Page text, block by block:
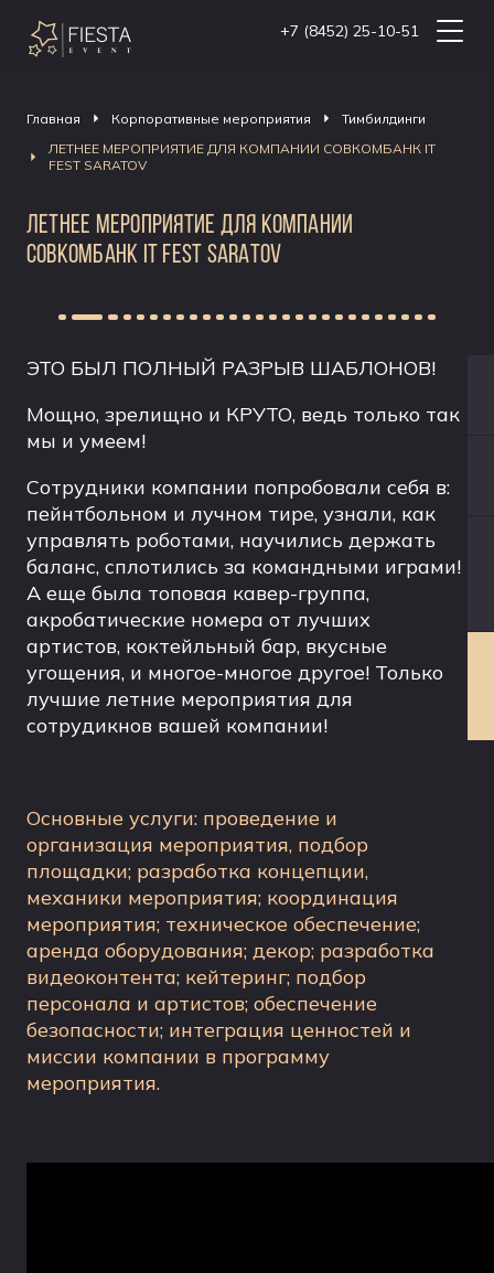
+7 (8452) 25-10-51
Главная Корпоративные мероприятия
Тимбилдинги
ЛЕТНЕЕ МЕРОПРИЯТИЕ ДЛЯ КОМПАНИИ СОВКОМБАНК IT
FEST SARATOV
ЛЕТНЕЕ МЕРОПРИЯТИЕ ДЛЯ КОМПАНИИ
СОВКОМБАНК IT FEST SARATOV
ЭТО БЫЛ ПОЛНЫЙ РАЗРЫВ ШАБЛОНОВ!
Мощно, зрелищно и КРУТО, ведь только так
мы и умеем!
Сотрудники компании попробовали себя в:
пейнтбольном и лучном тире, узнали, как
управлять роботами, научились держать
баланс, сплотились за командными играми!
А еще была топовая кавер-группа,
акробатические номера от лучших
артистов, коктейльный бар, вкусные
угощения, и многое-многое другое! Только
лучшие летние мероприятия для
сотрудикнов вашей компании!
Основные услуги: проведение и
организация мероприятия, подбор
площадки; разработка концепции,
механики мероприятия; координация
мероприятия; техническое обеспечение;
аренда оборудования; декор; разработка
видеоконтента; кейтеринг; подбор
персонала и артистов; обеспечение
безопасности; интеграция ценностей и
миссии компании в программу
мероприятия.